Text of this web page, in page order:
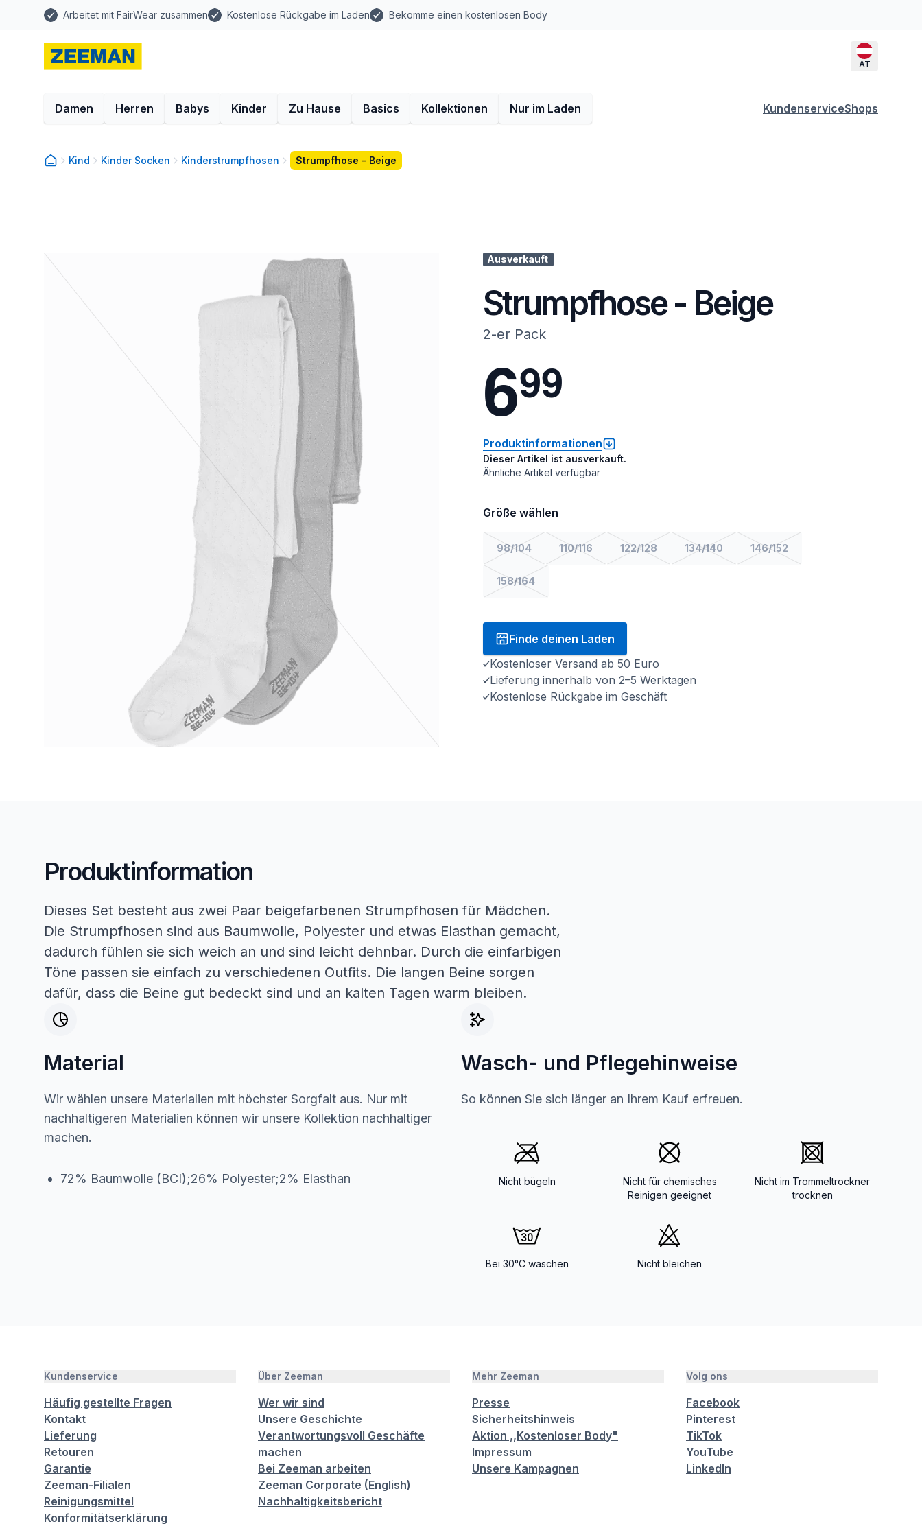
Arbeitet mit FairWear zusammen Kostenlose Rückgabe im Laden Bekomme einen kostenlosen Body
AT
Damen Herren Babys Kinder Zu Hause Basics Kollektionen Nur im Laden KundenserviceShops
Kind Kinder Socken Kinderstrumpfhosen Strumpfhose - Beige
Ausverkauft
Strumpfhose - Beige
2-er Pack
699
Produktinformationen
Dieser Artikel ist ausverkauft.
Ähnliche Artikel verfügbar
Größe wählen
98/104 110/116 122/128 134/140 146/152
158/164
Finde deinen Laden
Kostenloser Versand ab 50 Euro
Lieferung innerhalb von 2–5 Werktagen
Kostenlose Rückgabe im Geschäft
Produktinformation
Dieses Set besteht aus zwei Paar beigefarbenen Strumpfhosen für Mädchen.
Die Strumpfhosen sind aus Baumwolle, Polyester und etwas Elasthan gemacht,
dadurch fühlen sie sich weich an und sind leicht dehnbar. Durch die einfarbigen
Töne passen sie einfach zu verschiedenen Outfits. Die langen Beine sorgen
dafür, dass die Beine gut bedeckt sind und an kalten Tagen warm bleiben.
Material
Wir wählen unsere Materialien mit höchster Sorgfalt aus. Nur mit
nachhaltigeren Materialien können wir unsere Kollektion nachhaltiger
machen.
72% Baumwolle (BCI);26% Polyester;2% Elasthan
Wasch- und Pflegehinweise
So können Sie sich länger an Ihrem Kauf erfreuen.
Nicht bügeln
Nicht für chemisches
Reinigen geeignet
Nicht im Trommeltrockner
trocknen
Bei 30°C waschen Nicht bleichen
Kundenservice
Häufig gestellte Fragen
Kontakt
Lieferung
Retouren
Garantie
Zeeman-Filialen
Reinigungsmittel
Konformitätserklärung
Über Zeeman
Wer wir sind
Unsere Geschichte
Verantwortungsvoll Geschäfte
machen
Bei Zeeman arbeiten
Zeeman Corporate (English)
Nachhaltigkeitsbericht
Mehr Zeeman
Presse
Sicherheitshinweis
Aktion ,,Kostenloser Body"
Impressum
Unsere Kampagnen
Volg ons
Facebook
Pinterest
TikTok
YouTube
LinkedIn